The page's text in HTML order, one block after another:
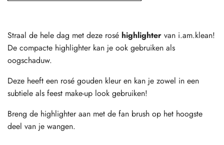
Straal de hele dag met deze rosé highlighter van i.am.klean!
De compacte highlighter kan je ook gebruiken als
oogschaduw.
Deze heeft een rosé gouden kleur en kan je zowel in een
subtiele als feest make-up look gebruiken!
Breng de highlighter aan met de fan brush op het hoogste
deel van je wangen.